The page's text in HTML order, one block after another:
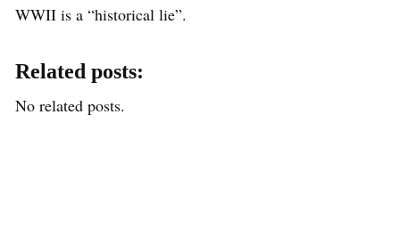
WWII is a “historical lie”.
Related posts:
No related posts.